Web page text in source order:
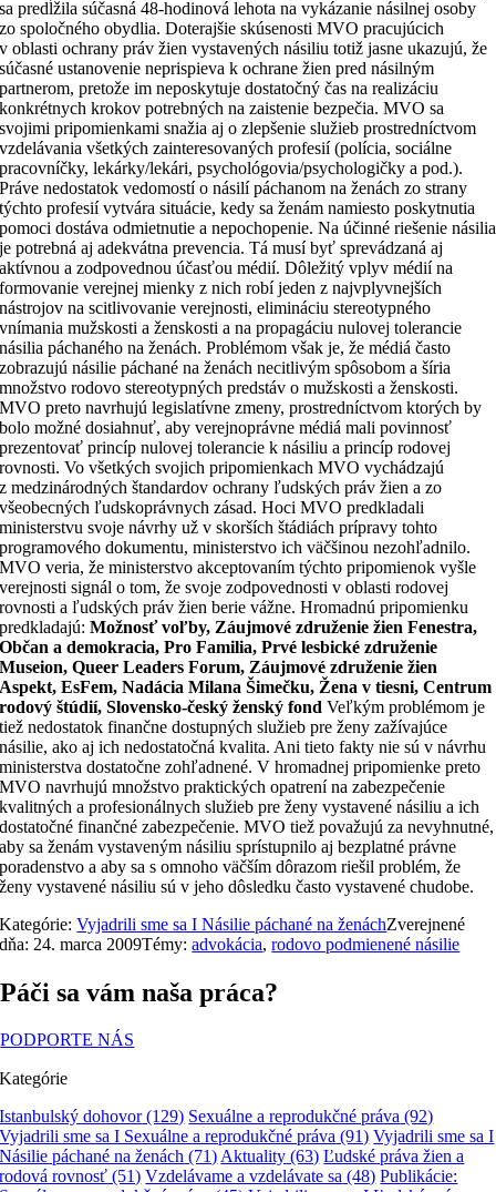
sa predĺžila súčasná 48-hodinová lehota na vykázanie násilnej osoby
zo spoločného obydlia. Doterajšie skúsenosti MVO pracujúcich
v oblasti ochrany práv žien vystavených násiliu totiž jasne ukazujú, že
súčasné ustanovenie neprispieva k ochrane žien pred násilným
partnerom, pretože im neposkytuje dostatočný čas na realizáciu
konkrétnych krokov potrebných na zaistenie bezpečia. MVO sa
svojimi pripomienkami snažia aj o zlepšenie služieb prostredníctvom
vzdelávania všetkých zainteresovaných profesií (polícia, sociálne
pracovníčky, lekárky/lekári, psychológovia/psychologičky a pod.).
Práve nedostatok vedomostí o násilí páchanom na ženách zo strany
týchto profesií vytvára situácie, kedy sa ženám namiesto poskytnutia
pomoci dostáva odmietnutie a nepochopenie. Na účinné riešenie násilia
je potrebná aj adekvátna prevencia. Tá musí byť sprevádzaná aj
aktívnou a zodpovednou účasťou médií. Dôležitý vplyv médií na
formovanie verejnej mienky z nich robí jeden z najvplyvnejších
nástrojov na scitlivovanie verejnosti, elimináciu stereotypného
vnímania mužskosti a ženskosti a na propagáciu nulovej tolerancie
násilia páchaného na ženách. Problémom však je, že médiá často
zobrazujú násilie páchané na ženách necitlivým spôsobom a šíria
množstvo rodovo stereotypných predstáv o mužskosti a ženskosti.
MVO preto navrhujú legislatívne zmeny, prostredníctvom ktorých by
bolo možné dosiahnuť, aby verejnoprávne médiá mali povinnosť
prezentovať princíp nulovej tolerancie k násiliu a princíp rodovej
rovnosti. Vo všetkých svojich pripomienkach MVO vychádzajú
z medzinárodných štandardov ochrany ľudských práv žien a zo
všeobecných ľudskoprávnych zásad. Hoci MVO predkladali
ministerstvu svoje návrhy už v skorších štádiách prípravy tohto
programového dokumentu, ministerstvo ich väčšinou nezohľadnilo.
MVO veria, že ministerstvo akceptovaním týchto pripomienok vyšle
verejnosti signál o tom, že svoje zodpovednosti v oblasti rodovej
rovnosti a ľudských práv žien berie vážne. Hromadnú pripomienku
predkladajú:Možnosť voľby, Záujmové združenie žien Fenestra,
Občan a demokracia, Pro Familia, Prvé lesbické združenie
Museion, Queer Leaders Forum, Záujmové združenie žien
Aspekt, EsFem, Nadácia Milana Šimečku, Žena v tiesni, Centrum
rodový štúdií, Slovensko-český ženský fond Veľkým problémom je
tiež nedostatok finančne dostupných služieb pre ženy zažívajúce
násilie, ako aj ich nedostatočná kvalita. Ani tieto fakty nie sú v návrhu
ministerstva dostatočne zohľadnené. V hromadnej pripomienke preto
MVO navrhujú množstvo praktických opatrení na zabezpečenie
kvalitných a profesionálnych služieb pre ženy vystavené násiliu a ich
dostatočné finančné zabezpečenie. MVO tiež považujú za nevyhnutné,
aby sa ženám vystaveným násiliu sprístupnilo aj bezplatné právne
poradenstvo a aby sa s omnoho väčším dôrazom riešil problém, že
ženy vystavené násiliu sú v jeho dôsledku často vystavené chudobe.
Kategórie:Vyjadrili sme sa I Násilie páchané na ženáchZverejnené
dňa: 24. marca 2009Témy:advokácia,rodovo podmienené násilie
Páči sa vám naša práca?
PODPORTE NÁS
Kategórie
Istanbulský dohovor(129) Sexuálne a reprodukčné práva (92)
Vyjadrili sme sa I Sexuálne a reprodukčné práva (91) Vyjadrili sme sa I
Násilie páchané na ženách (71) Aktuality (63) Ľudské práva žien a
rodová rovnosť (51) Vzdelávame a vzdelávate sa (48) Publikácie: